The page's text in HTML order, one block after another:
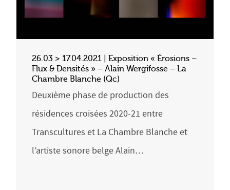
26.03 > 17.04.2021 | Exposition « Érosions –
Flux & Densités » – Alain Wergifosse – La
Chambre Blanche (Qc)
Deuxième phase de production des
résidences croisées 2020-21 entre
Transcultures et La Chambre Blanche et
l’artiste sonore belge Alain…